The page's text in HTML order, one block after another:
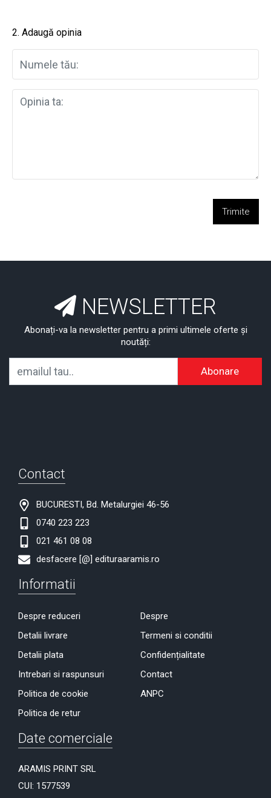
2. Adaugă opinia
Trimite
NEWSLETTER
Abonați-va la newsletter pentru a primi ultimele oferte și
noutăți:
Abonare
Contact
BUCURESTI, Bd. Metalurgiei 46-56
0740 223 223
021 461 08 08
desfacere [@] edituraaramis.ro
Informatii
Despre reduceri
Detalii livrare
Detalii plata
Intrebari si raspunsuri
Politica de cookie
Politica de retur
Despre
Termeni si conditii
Confidențialitate
Contact
ANPC
Date comerciale
ARAMIS PRINT SRL
CUI: 1577539